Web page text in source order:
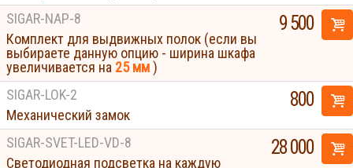
SIGAR-NAP-8
Комплект для выдвижных полок (если вы
выбираете данную опцию - ширина шкафа
увеличивается на 25 мм)
9 500
SIGAR-LOK-2
Механический замок
800
SIGAR-SVET-LED-VD-8
Светодиодная подсветка на каждую
28 000